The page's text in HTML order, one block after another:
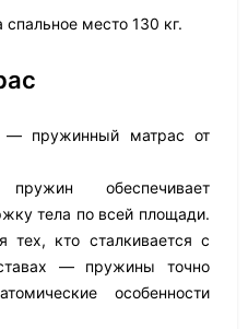
место 130 кг.
— пружинный матрас от
обеспечивает
тела по всей площади.
тех, кто сталкивается с
— пружины точно
особенности